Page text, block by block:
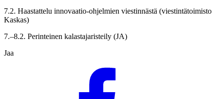
7.2. Haastattelu innovaatio-ohjelmien viestinnästä (viestintätoimisto
Kaskas)
7.–8.2. Perinteinen kalastajaristeily (JA)
Jaa